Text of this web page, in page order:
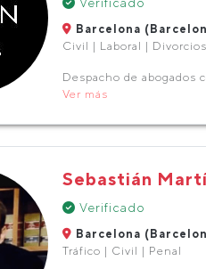
Barcelona
Civil | Laboral |
Despacho de abogados
Ver más
Sebastián
Verificado
Barcelona
Tráfico | Civil | Penal